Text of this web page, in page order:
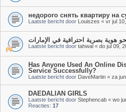
недорого снять квартиру на
Laatste bericht door Louiszes « vr jul
بصرية احترافية في الإمارات
Laatste bericht door tahwal « do jul 09,
Has Anyone Used An Online
Service Successfully?
Laatste bericht door DaveMartin « za
DAEDALIAN GIRLS
Laatste bericht door Stephencab « wo
Reacties: 17